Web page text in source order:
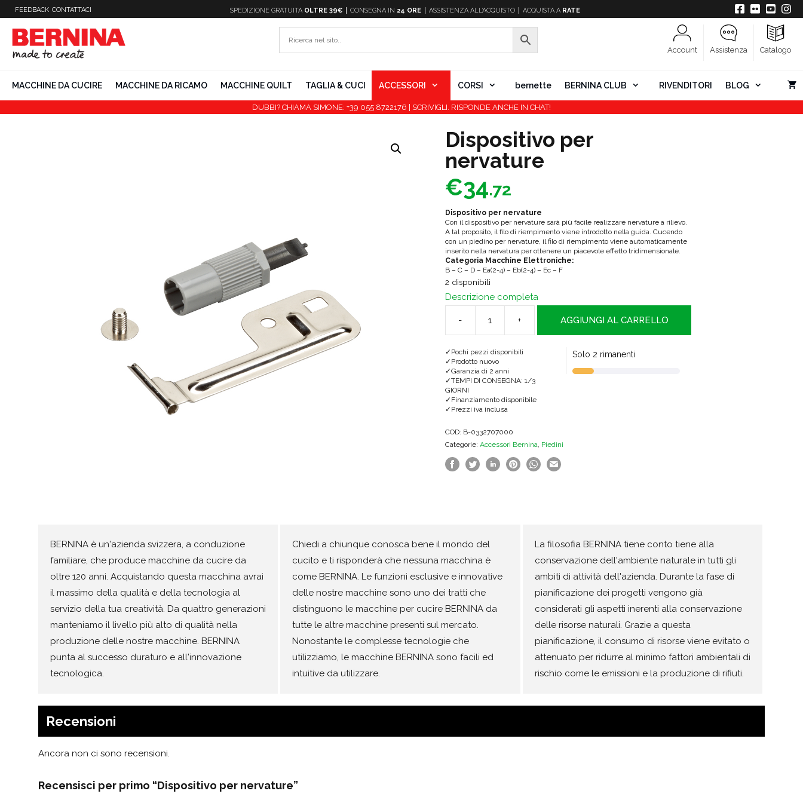
contenuto
FEEDBACK CONTATTACI SPEDIZIONE GRATUITA OLTRE 39€ CONSEGNA IN 24 ORE ASSISTENZA ALL’ACQUISTO ACQUISTA A RATE
Account Assistenza Catalogo
MACCHINE DA CUCIRE MACCHINE DA RICAMO MACCHINE QUILT TAGLIA & CUCI ACCESSORI CORSI bernette BERNINA CLUB RIVENDITORI BLOG
DUBBI? CHIAMA SIMONE: +39 055 8722176 | SCRIVIGLI. RISPONDE ANCHE IN CHAT!
Dispositivo per
nervature
€34.72
Dispositivo per nervature
Con il dispositivo per nervature sarà più facile realizzare nervature a rilievo.
A tal proposito, il filo di riempimento viene introdotto nella guida. Cucendo
con un piedino per nervature, il filo di riempimento viene automaticamente
inserito nella nervatura per ottenere un piacevole effetto tridimensionale.
Categoria Macchine Elettroniche:
B – C – D – Ea(2-4) – Eb(2-4) – Ec – F
2 disponibili
Descrizione completa
-
nervature
quantità
+ AGGIUNGI AL CARRELLO
Pochi pezzi disponibili
Prodotto nuovo
Garanzia di 2 anni
TEMPI DI CONSEGNA: 1/3
GIORNI
Finanziamento disponibile
Prezzi iva inclusa
Solo 2 rimanenti
COD: B-0332707000
Categorie: Accessori Bernina, Piedini
BERNINA è un'azienda svizzera, a conduzione
familiare, che produce macchine da cucire da
oltre 120 anni. Acquistando questa macchina avrai
il massimo della qualità e della tecnologia al
servizio della tua creatività. Da quattro generazioni
manteniamo il livello più alto di qualità nella
produzione delle nostre macchine. BERNINA
punta al successo duraturo e all'innovazione
tecnologica.
Chiedi a chiunque conosca bene il mondo del
cucito e ti risponderà che nessuna macchina è
come BERNINA. Le funzioni esclusive e innovative
delle nostre macchine sono uno dei tratti che
distinguono le macchine per cucire BERNINA da
tutte le altre macchine presenti sul mercato.
Nonostante le complesse tecnologie che
utilizziamo, le macchine BERNINA sono facili ed
intuitive da utilizzare.
La filosofia BERNINA tiene conto tiene alla
conservazione dell'ambiente naturale in tutti gli
ambiti di attività dell'azienda. Durante la fase di
pianificazione dei progetti vengono già
considerati gli aspetti inerenti alla conservazione
delle risorse naturali. Grazie a questa
pianificazione, il consumo di risorse viene evitato o
attenuato per ridurre al minimo fattori ambientali di
rischio come le emissioni e la produzione di rifiuti.
Recensioni
Ancora non ci sono recensioni.
Recensisci per primo “Dispositivo per nervature”